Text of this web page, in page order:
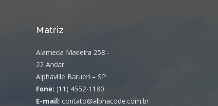
Matriz
Alameda Madeira 258 -
22 Andar
Alphaville Barueri – SP
Fone: (11) 4552-1180
E-mail: contato@alphacode.com.br